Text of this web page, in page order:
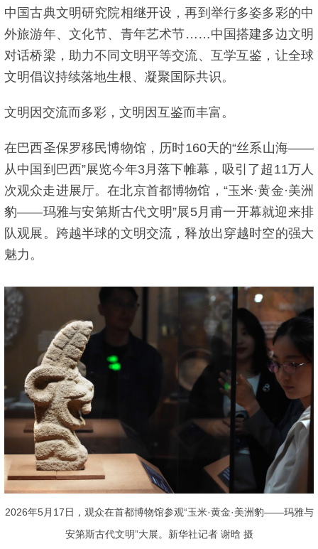
中国古典文明研究院相继开设，再到举行多姿多彩的中
外旅游年、文化节、青年艺术节……中国搭建多边文明
对话桥梁，助力不同文明平等交流、互学互鉴，让全球
文明倡议持续落地生根、凝聚国际共识。
文明因交流而多彩，文明因互鉴而丰富。
在巴西圣保罗移民博物馆，历时160天的“丝系山海——
从中国到巴西”展览今年3月落下帷幕，吸引了超11万人
次观众走进展厅。在北京首都博物馆，“玉米·黄金·美洲
豹——玛雅与安第斯古代文明”展5月甫一开幕就迎来排
队观展。跨越半球的文明交流，释放出穿越时空的强大
魅力。
2026年5月17日，观众在首都博物馆参观“玉米·黄金·美洲豹——玛雅与
安第斯古代文明”大展。新华社记者 谢晗 摄